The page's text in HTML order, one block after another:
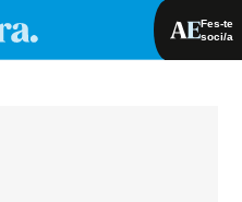
Fes-te
soci/a